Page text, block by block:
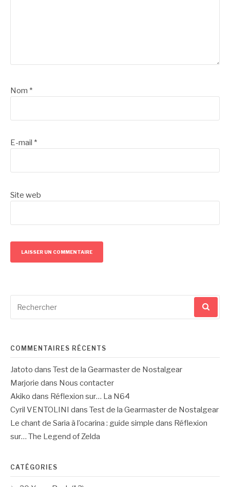
Nom *
E-mail *
Site web
pour
COMMENTAIRES RÉCENTS
Jatoto dans Test de la Gearmaster de Nostalgear
Marjorie dans Nous contacter
Akiko dans Réflexion sur… La N64
Cyril VENTOLINI dans Test de la Gearmaster de Nostalgear
Le chant de Saria à l’ocarina : guide simple dans Réflexion
sur… The Legend of Zelda
CATÉGORIES